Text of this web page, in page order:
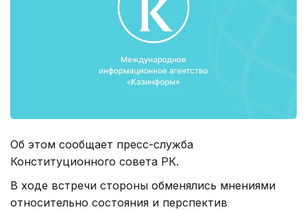
Об этом сообщает пресс-служба
Конституционного совета РК.
В ходе встречи стороны обменялись мнениями
относительно состояния и перспектив